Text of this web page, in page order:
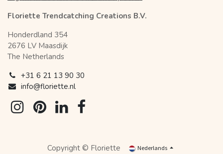
Floriette Trendcatching Creations B.V.
Honderdland 354
2676 LV Maasdijk
The Netherlands
+31 6 21 13 90 30
info@floriette.nl
Copyright © Floriette Nederlands